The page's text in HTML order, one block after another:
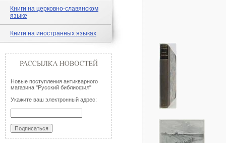
Книги на церковно-славянском
языке
Книги на иностранных языках
Новые поступления антикварного
магазина "Русский библиофил"
Укажите ваш электронный адрес: